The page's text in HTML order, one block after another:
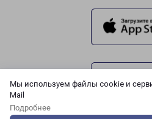
Мы используем файлы cookie и
Mail
Подробнее